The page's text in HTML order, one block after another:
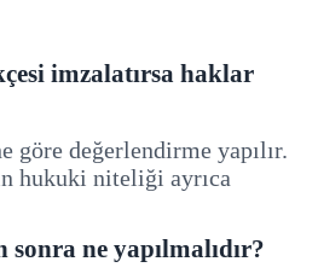
imzalatırsa haklar
göre değerlendirme yapılır.
hukuki niteliği ayrıca
sonra ne yapılmalıdır?